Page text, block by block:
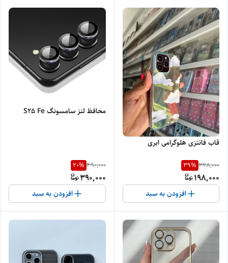
قاب فانتزی هلوگرامی ابری
328,000
39%
198,000
افزودن به سبد
محافظ لنز سامسونگ S25 Fe
490,000
20%
390,000
افزودن به سبد